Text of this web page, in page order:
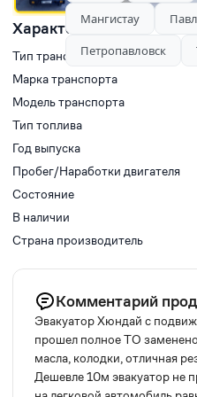
Характеристики
Тип транспорта
Марка транспорта
Модель транспорта
Тип топлива
Год выпуска
Пробег/Наработки двигателя
Состояние
В наличии
Страна производитель
Комментарий
Эвакуатор Хюндай с
прошел полное ТО
масла, колодки, отличная
Дешевле 10м эвакуатор не
Мангистау
Петропавловск